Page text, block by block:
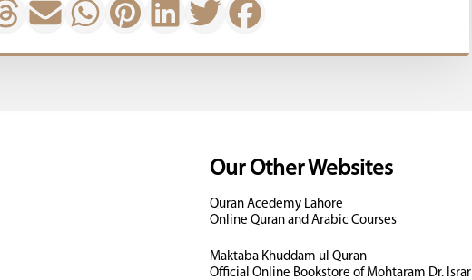
Our Other Websites
Quran Acedemy Lahore
Online Quran and Arabic Courses
Maktaba Khuddam ul Quran
Official Online Bookstore of Mohtaram Dr. Israr